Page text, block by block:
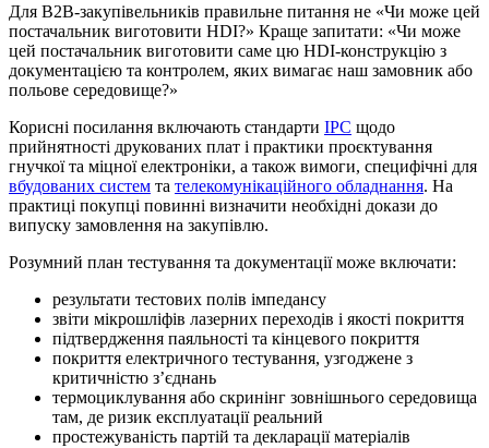
Для B2B-закупівельників правильне питання не «Чи може цей
постачальник виготовити HDI?» Краще запитати: «Чи може
цей постачальник виготовити саме цю HDI-конструкцію з
документацією та контролем, яких вимагає наш замовник або
польове середовище?»
Корисні посилання включають стандарти IPC щодо
прийнятності друкованих плат і практики проєктування
гнучкої та міцної електроніки, а також вимоги, специфічні для
вбудованих систем та телекомунікаційного обладнання. На
практиці покупці повинні визначити необхідні докази до
випуску замовлення на закупівлю.
Розумний план тестування та документації може включати:
результати тестових полів імпедансу
звіти мікрошліфів лазерних переходів і якості покриття
підтвердження паяльності та кінцевого покриття
покриття електричного тестування, узгоджене з
критичністю з’єднань
термоциклування або скринінг зовнішнього середовища
там, де ризик експлуатації реальний
простежуваність партій та декларації матеріалів